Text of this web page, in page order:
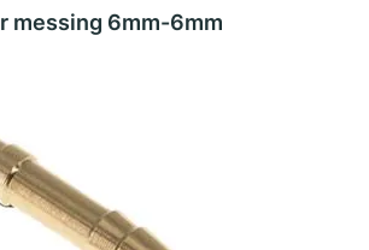
messing 6mm-6mm